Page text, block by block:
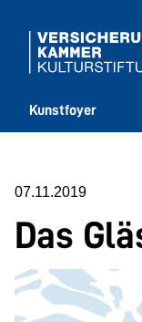
Kunstfoyer
07.11.2019
Das